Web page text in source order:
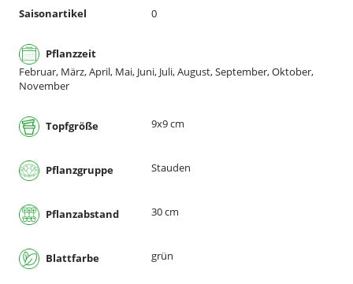
Saisonartikel 0
Pflanzzeit
Februar, März, April, Mai, Juni, Juli, August, September, Oktober,
November
Topfgröße 9x9 cm
Pflanzgruppe Stauden
Pflanzabstand 30 cm
Blattfarbe grün